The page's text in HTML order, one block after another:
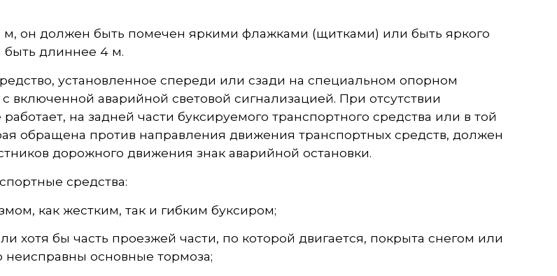
м, он должен быть помечен яркими флажками (щитками) или быть яркого
быть длиннее 4 м.
установленное спереди или сзади на специальном опорном
включенной аварийной световой сигнализацией. При отсутствии
на задней части буксируемого транспортного средства или в той
обращена против направления движения транспортных средств, должен
дорожного движения знак аварийной остановки.
средства:
как жестким, так и гибким буксиром;
хотя бы часть проезжей части, по которой двигается, покрыта снегом или
неисправны основные тормоза;